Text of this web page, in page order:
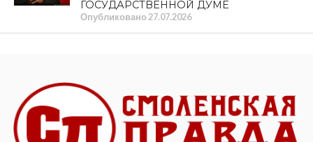
В прокуратуре Смоленской области
подведены итоги работы за первое
полугодие 2026 года
Навечно в памяти народной
Опубликовано03.08.2026